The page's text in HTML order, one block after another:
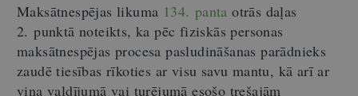
Maksātnespējas likuma 134. panta otrās daļas
2. punktā noteikts, ka pēc fiziskās personas
maksātnespējas procesa pasludināšanas parādnieks
zaudē tiesības rīkoties ar visu savu mantu, kā arī ar
viņa valdījumā vai turējumā esošo trešajām